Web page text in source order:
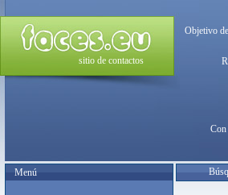
sitio de contactos
Objetivo
Menú